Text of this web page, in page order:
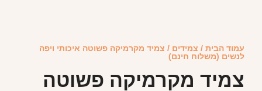
עמוד הבית / צמידים / צמיד מקרמיקה פשוטה איכותי ויפה
לנשים (משלוח חינם)
צמיד מקרמיקה פשוטה